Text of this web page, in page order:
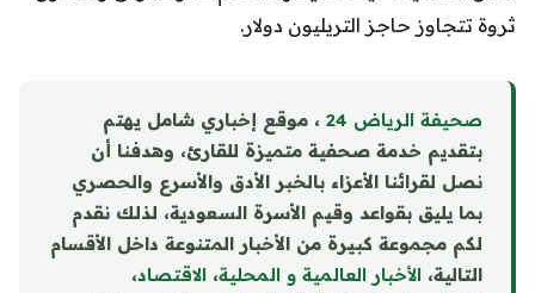
ثروة تتجاوز حاجز التريليون دولار.
صحيفة الرياض 24
، موقع إخباري شامل يهتم
بتقديم خدمة صحفية متميزة للقارئ، وهدفنا أن
نصل لقرائنا الأعزاء بالخبر الأدق والأسرع والحصري
بما يليق بقواعد وقيم الأسرة السعودية، لذلك نقدم
لكم مجموعة كبيرة من الأخبار المتنوعة داخل الأقسام
التالية، الأخبار العالمية و المحلية، الاقتصاد،